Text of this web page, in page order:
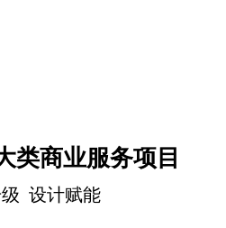
类商业服务项目
设计赋能